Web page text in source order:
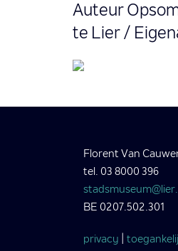
Auteur
te Lier /
Florent Van
tel. 03 8000 396
BE 0207.502.301
privacy